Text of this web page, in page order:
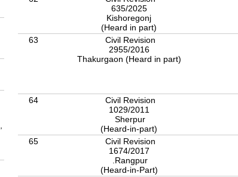
635/2025
Kishoregonj
(Heard in part)
63
Civil Revision
2955/2016
Thakurgaon (Heard in part)
64
Civil Revision
1029/2011
Sherpur
(Heard-in-part)
65
Civil Revision
1674/2017
.Rangpur
(Heard-in-Part)